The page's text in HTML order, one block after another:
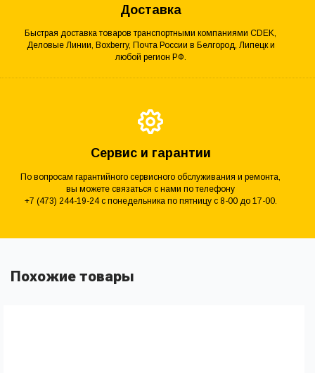
Доставка
Быстрая доставка товаров транспортными компаниями CDEK,
Деловые Линии, Boxberry, Почта России в Белгород, Липецк и
любой регион РФ.
Сервис и гарантии
По вопросам гарантийного сервисного обслуживания и ремонта,
вы можете связаться с нами по телефону
+7 (473) 244-19-24 с понедельника по пятницу с 8-00 до 17-00.
Похожие товары